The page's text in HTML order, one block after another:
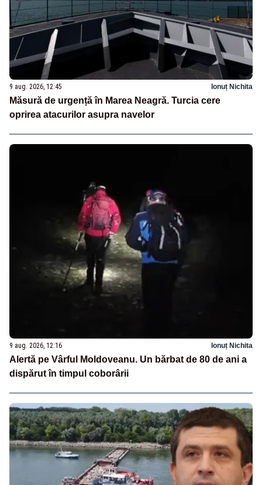
9 aug. 2026, 12:45 Ionuț Nichita
Măsură de urgență în Marea Neagră. Turcia cere
oprirea atacurilor asupra navelor
9 aug. 2026, 12:16 Ionuț Nichita
Alertă pe Vârful Moldoveanu. Un bărbat de 80 de ani a
dispărut în timpul coborârii